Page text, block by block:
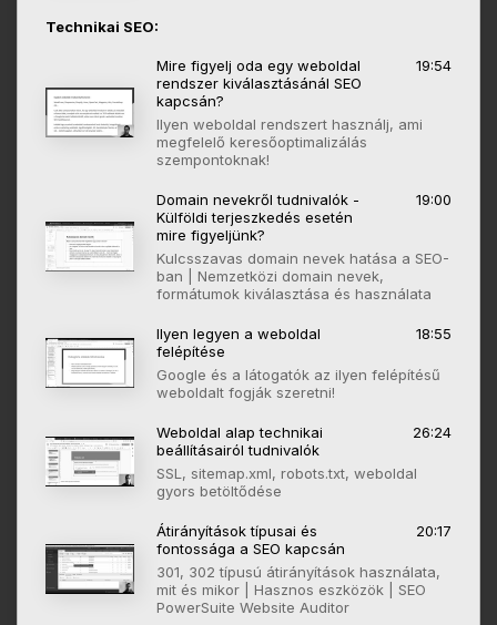
Technikai SEO:
Mire figyelj oda egy weboldal
rendszer kiválasztásánál SEO
kapcsán?
19:54
Ilyen weboldal rendszert használj, ami
megfelelő keresőoptimalizálás
szempontoknak!
Domain nevekről tudnivalók -
Külföldi terjeszkedés esetén
mire figyeljünk?
19:00
Kulcsszavas domain nevek hatása a SEO-
ban | Nemzetközi domain nevek,
formátumok kiválasztása és használata
Ilyen legyen a weboldal
felépítése
18:55
Google és a látogatók az ilyen felépítésű
weboldalt fogják szeretni!
Weboldal alap technikai
beállításairól tudnivalók
26:24
SSL, sitemap.xml, robots.txt, weboldal
gyors betöltődése
Átirányítások típusai és
fontossága a SEO kapcsán
20:17
301, 302 típusú átirányítások használata,
mit és mikor | Hasznos eszközök | SEO
PowerSuite Website Auditor